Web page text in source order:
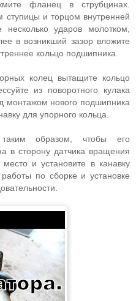
фланец в струбцинах.
ступицы и торцом внутренней
ударов молотком,
в возникший зазор вложите
кольцо подшипника.
колец вытащите кольцо
из поворотного кулака
монтажом нового подшипника
для упорного кольца.
таким образом, чтобы его
в сторону датчика вращения
и установите в канавку
по сборке и установке